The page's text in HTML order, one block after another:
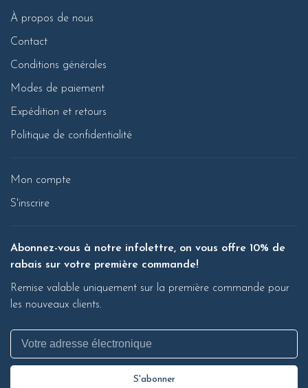
À propos de nous
Contact
Conditions générales
Modes de paiement
Expédition et retours
Politique de confidentialité
Mon compte
S'inscrire
Abonnez-vous à notre infolettre, on vous offre 10% de
rabais sur votre première commande!
Remise valable uniquement sur la première commande pour
les nouveaux clients.
S'abonner